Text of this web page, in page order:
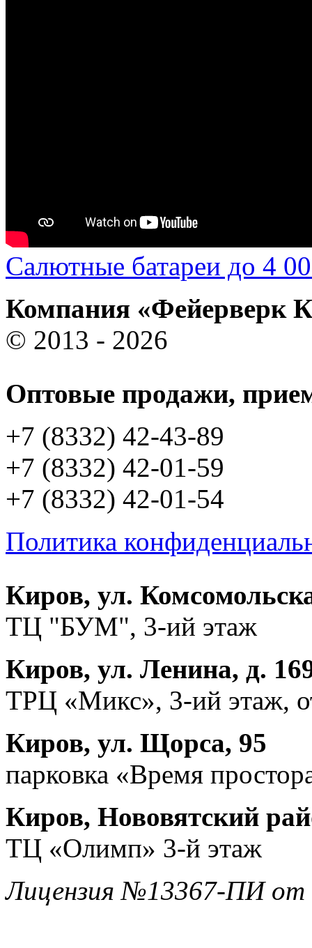
Салютные батареи до 4
Компания «Фейерверк
© 2013 - 2026
Оптовые продажи,
+7 (8332) 42-43-89
+7 (8332) 42-01-59
+7 (8332) 42-01-54
Политика
Киров, ул.
ТЦ "БУМ", 3-ий этаж
Киров, ул. Ленина, д.
ТРЦ «Микс», 3-ий этаж,
Киров, ул. Щорса, 95
парковка «Время
Киров, Нововятский
ТЦ «Олимп» 3-й этаж
Лицензия №13367-ПИ от